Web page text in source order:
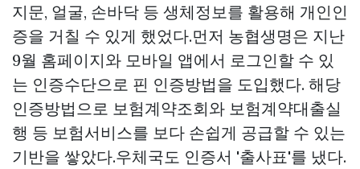
지문, 얼굴, 손바닥 등 생체정보를 활용해 개인인
증을 거칠 수 있게 했었다.먼저 농협생명은 지난
9월 홈페이지와 모바일 앱에서 로그인할 수 있
는 인증수단으로 핀 인증방법을 도입했다. 해당
인증방법으로 보험계약조회와 보험계약대출실
행 등 보험서비스를 보다 손쉽게 공급할 수 있는
기반을 쌓았다.우체국도 인증서 '출사표'를 냈다.